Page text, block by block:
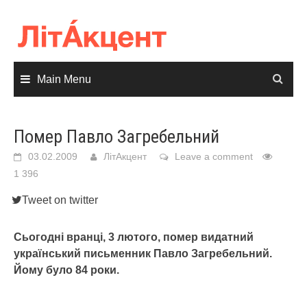
content
Main Menu
Помер Павло Загребельний
03.02.2009 ЛітАкцент
Leave a comment
1 396
Tweet on twitter
Сьогодні вранці, 3 лютого, помер видатний
український письменник Павло Загребельний.
Йому було 84 роки.